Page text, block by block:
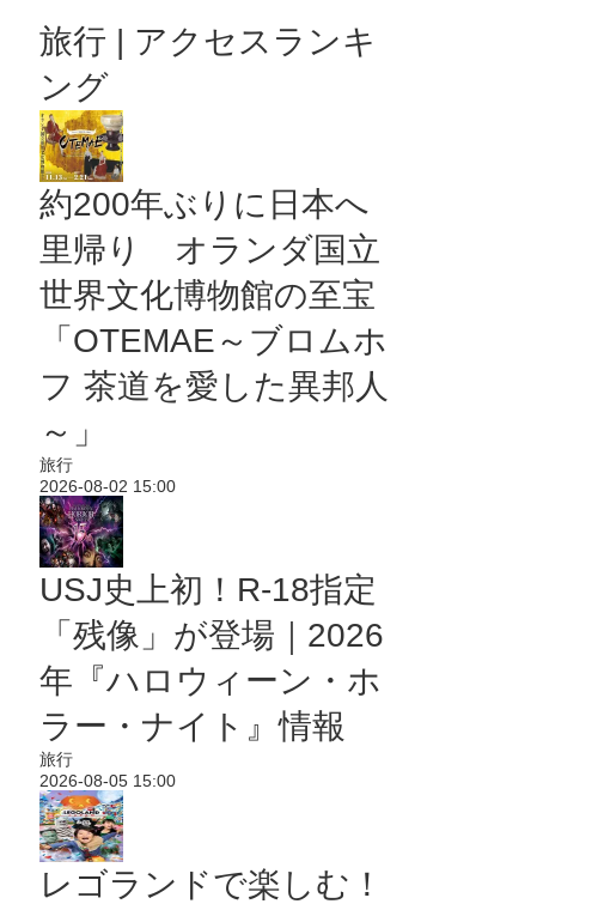
旅行 | アクセスランキ
ング
約200年ぶりに日本へ
里帰り オランダ国立
世界文化博物館の至宝
「OTEMAE～ブロムホ
フ 茶道を愛した異邦人
～」
旅行
2026-08-02 15:00
USJ史上初！R-18指定
「残像」が登場｜2026
年『ハロウィーン・ホ
ラー・ナイト』情報
旅行
2026-08-05 15:00
レゴランドで楽しむ！